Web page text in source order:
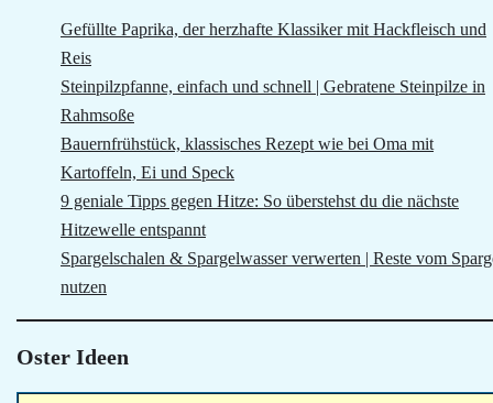
Gefüllte Paprika, der herzhafte Klassiker mit Hackfleisch und
Reis
Steinpilzpfanne, einfach und schnell | Gebratene Steinpilze in
Rahmsoße
Bauernfrühstück, klassisches Rezept wie bei Oma mit
Kartoffeln, Ei und Speck
9 geniale Tipps gegen Hitze: So überstehst du die nächste
Hitzewelle entspannt
Spargelschalen & Spargelwasser verwerten | Reste vom
nutzen
Oster Ideen